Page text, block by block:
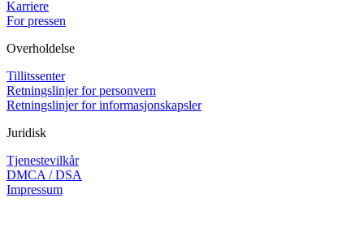
Karriere
For pressen
Overholdelse
Tillitssenter
Retningslinjer for personvern
Retningslinjer for informasjonskapsler
Juridisk
Tjenestevilkår
DMCA / DSA
Impressum